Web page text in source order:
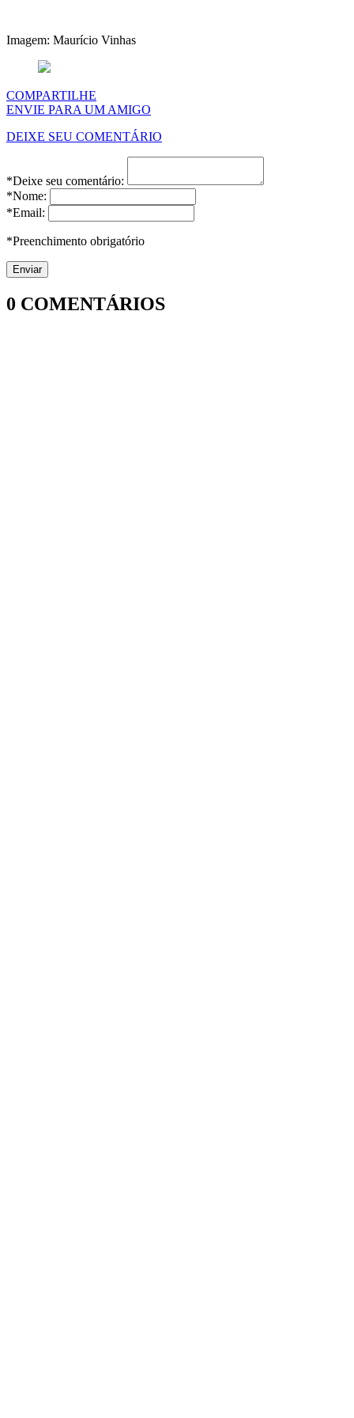
Imagem: Maurício Vinhas
COMPARTILHE
ENVIE PARA UM AMIGO
DEIXE SEU COMENTÁRIO
*Deixe seu comentário:
*Nome:
*Email:
*Preenchimento obrigatório
0 COMENTÁRIOS